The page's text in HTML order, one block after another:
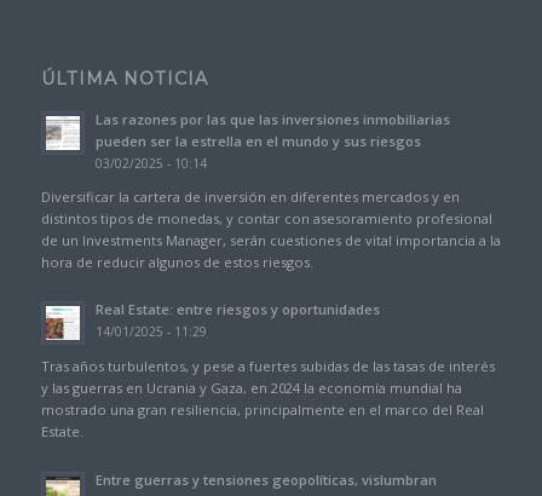
ÚLTIMA NOTICIA
Las razones por las que las inversiones inmobiliarias
pueden ser la estrella en el mundo y sus riesgos
03/02/2025 - 10:14
Diversificar la cartera de inversión en diferentes mercados y en
distintos tipos de monedas, y contar con asesoramiento profesional
de un Investments Manager, serán cuestiones de vital importancia a la
hora de reducir algunos de estos riesgos.
Real Estate: entre riesgos y oportunidades
14/01/2025 - 11:29
Tras años turbulentos, y pese a fuertes subidas de las tasas de interés
y las guerras en Ucrania y Gaza, en 2024 la economía mundial ha
mostrado una gran resiliencia, principalmente en el marco del Real
Estate.
Entre guerras y tensiones geopolíticas, vislumbran